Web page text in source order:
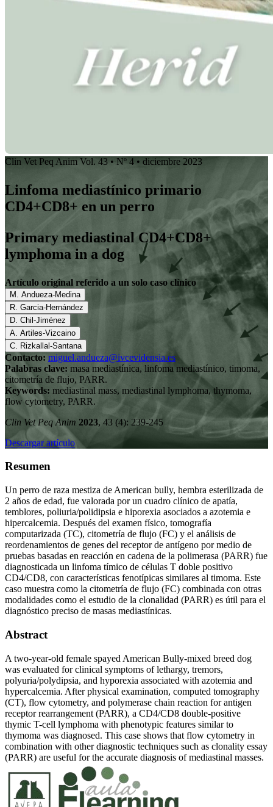
Clin Vet Peq Anim Vol. 43 • Nº 4 • diciembre 2023
Linfoma mediastínico primario
CD4+CD8+ en un perro
Primary mediastinal CD4+CD8+
lymphoma in a dog
Artículo original referido a un solo caso clínico
M. Andueza-Medina
R. Garcia-Hernández
D. Chil-Jiménez
A. Artiles-Vizcaino
C. Rizkallal-Santana
Contacto: miguel.andueza@ivcevidensia.es
Palabras clave: masa mediastínica, linfoma mediastínico, timoma,
citometría de flujo, PARR.
Keywords: mediastinal mass, mediastinal lymphoma, thymoma,
flow cytometry, PARR.
Clin Vet Peq Anim 2023, 43 (4): 239-245
Descargar artículo
Resumen
Un perro de raza mestiza de American bully, hembra esterilizada de
2 años de edad, fue valorada por un cuadro clínico de apatía,
temblores, poliuria/polidipsia e hiporexia asociados a azotemia e
hipercalcemia. Después del examen físico, tomografía
computarizada (TC), citometría de flujo (FC) y el análisis de
reordenamientos de genes del receptor de antígeno por medio de
pruebas basadas en reacción en cadena de la polimerasa (PARR) fue
diagnosticada un linfoma tímico de células T doble positivo
CD4/CD8, con características fenotípicas similares al timoma. Este
caso muestra como la citometría de flujo (FC) combinada con otras
modalidades como el estudio de la clonalidad (PARR) es útil para el
diagnóstico preciso de masas mediastínicas.
Abstract
A two-year-old female spayed American Bully-mixed breed dog
was evaluated for clinical symptoms of lethargy, tremors,
polyuria/polydipsia, and hyporexia associated with azotemia and
hypercalcemia. After physical examination, computed tomography
(CT), flow cytometry, and polymerase chain reaction for antigen
receptor rearrangement (PARR), a CD4/CD8 double-positive
thymic T-cell lymphoma with phenotypic features similar to
thymoma was diagnosed. This case shows that flow cytometry in
combination with other diagnostic techniques such as clonality essay
(PARR) are useful for the accurate diagnosis of mediastinal masses.